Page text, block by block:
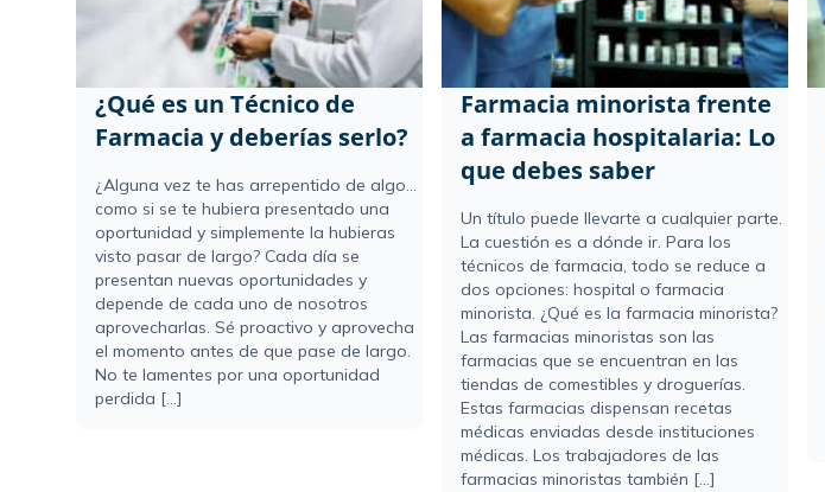
¿Qué es un Técnico de
Farmacia y deberías serlo?
¿Alguna vez te has arrepentido de algo...
como si se te hubiera presentado una
oportunidad y simplemente la hubieras
visto pasar de largo? Cada día se
presentan nuevas oportunidades y
depende de cada uno de nosotros
aprovecharlas. Sé proactivo y aprovecha
el momento antes de que pase de largo.
No te lamentes por una oportunidad
perdida [...]
Farmacia minorista frente
a farmacia hospitalaria: Lo
que debes saber
Un título puede llevarte a cualquier parte.
La cuestión es a dónde ir. Para los
técnicos de farmacia, todo se reduce a
dos opciones: hospital o farmacia
minorista. ¿Qué es la farmacia minorista?
Las farmacias minoristas son las
farmacias que se encuentran en las
tiendas de comestibles y droguerías.
Estas farmacias dispensan recetas
médicas enviadas desde instituciones
médicas. Los trabajadores de las
farmacias minoristas también [...]